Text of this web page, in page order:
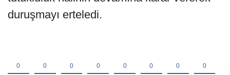
duruşmayı erteledi.